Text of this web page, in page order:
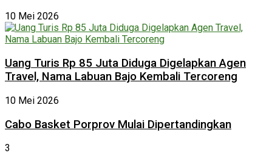
10 Mei 2026
Uang Turis Rp 85 Juta Diduga Digelapkan Agen
Travel, Nama Labuan Bajo Kembali Tercoreng
10 Mei 2026
Cabo Basket Porprov Mulai Dipertandingkan
3